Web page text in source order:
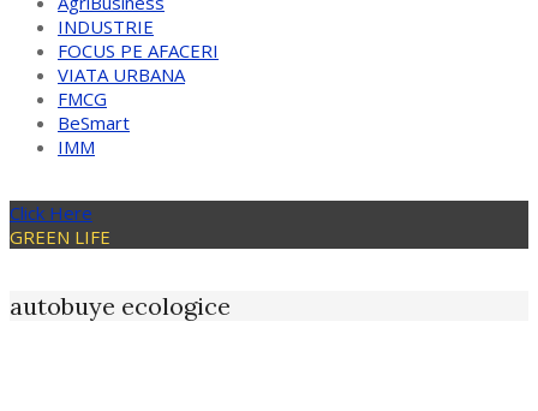
INDUSTRIE
FOCUS PE AFACERI
VIATA URBANA
FMCG
BeSmart
IMM
Click Here
GREEN LIFE
autobuye ecologice